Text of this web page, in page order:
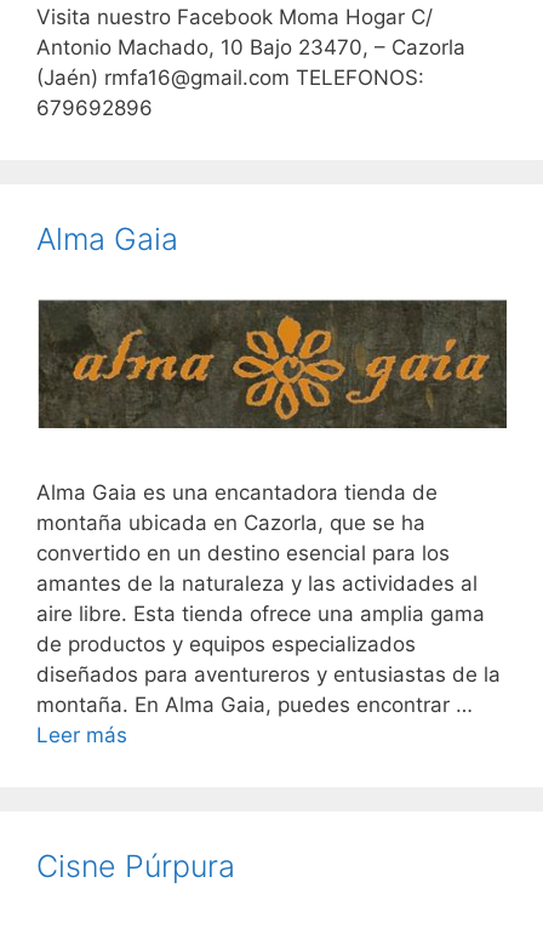
Visita nuestro Facebook Moma Hogar C/
Antonio Machado, 10 Bajo 23470, – Cazorla
(Jaén) rmfa16@gmail.com TELEFONOS:
679692896
Alma Gaia
Alma Gaia es una encantadora tienda de
montaña ubicada en Cazorla, que se ha
convertido en un destino esencial para los
amantes de la naturaleza y las actividades al
aire libre. Esta tienda ofrece una amplia gama
de productos y equipos especializados
diseñados para aventureros y entusiastas de la
montaña. En Alma Gaia, puedes encontrar …
Leer más
Cisne Púrpura